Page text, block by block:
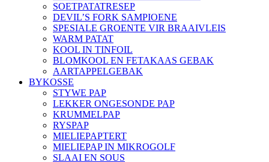
SOETPATATRESEP
DEVIL’S FORK SAMPIOENE
SPESIALE GROENTE VIR BRAAIVLEIS
WARM PATAT
KOOL IN TINFOIL
BLOMKOOL EN FETAKAAS GEBAK
AARTAPPELGEBAK
BYKOSSE
STYWE PAP
LEKKER ONGESONDE PAP
KRUMMELPAP
RYSPAP
MIELIEPAPTERT
MIELIEPAP IN MIKROGOLF
SLAAI EN SOUS